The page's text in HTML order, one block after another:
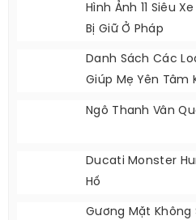
Hình Ảnh 11 Siêu
Bị Giữ Ở Pháp
Danh Sách Các
Giúp Mẹ Yên Tâm
Ngô Thanh Vân
Ducati Monster
Hố
Gương Mặt Không